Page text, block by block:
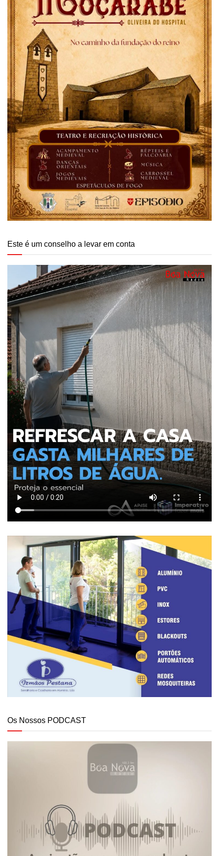
Este é um conselho a levar em conta
Os Nossos PODCAST